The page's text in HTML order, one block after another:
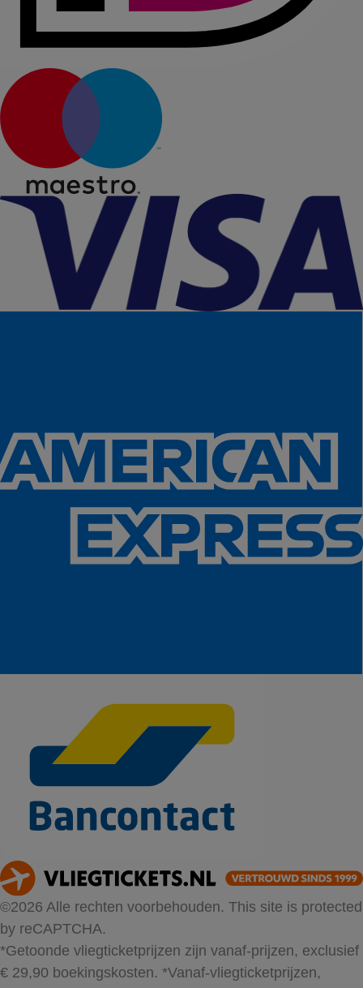
©2026 Alle rechten voorbehouden. This site is protected
by reCAPTCHA.
*Getoonde vliegticketprijzen zijn vanaf-prijzen, exclusief
€ 29,90 boekingskosten. *Vanaf-vliegticketprijzen,